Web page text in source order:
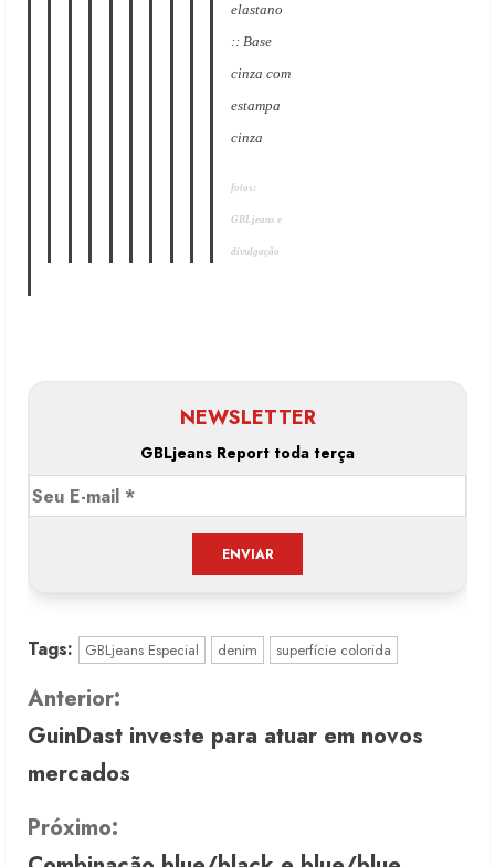
elastano
:: Base
cinza com
estampa
cinza
fotos:
GBLjeans e
divulgação
NEWSLETTER
GBLjeans Report toda terça
Tags: GBLjeans Especial denim superfície colorida
C
o
n
t
Anterior:
GuinDast investe para atuar em novos
mercados
Próximo: